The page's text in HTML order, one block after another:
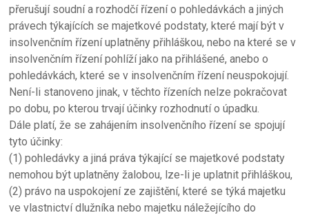
přerušují soudní a rozhodčí řízení o pohledávkách a jiných
právech týkajících se majetkové podstaty, které mají být v
insolvenčním řízení uplatněny přihláškou, nebo na které se v
insolvenčním řízení pohlíží jako na přihlášené, anebo o
pohledávkách, které se v insolvenčním řízení neuspokojují.
Není-li stanoveno jinak, v těchto řízeních nelze pokračovat
po dobu, po kterou trvají účinky rozhodnutí o úpadku.
Dále platí, že se zahájením insolvenčního řízení se spojují
tyto účinky:
(1) pohledávky a jiná práva týkající se majetkové podstaty
nemohou být uplatněny žalobou, lze-li je uplatnit přihláškou,
(2) právo na uspokojení ze zajištění, které se týká majetku
ve vlastnictví dlužníka nebo majetku náležejícího do